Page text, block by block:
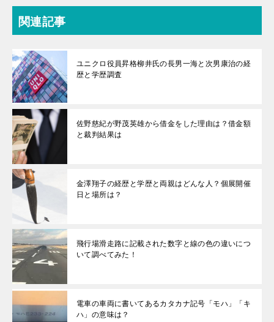
関連記事
ユニクロ役員昇格柳井氏の長男一海と次男康治の経
歴と学歴調査
佐野慈紀が野茂英雄から借金をした理由は？借金額
と裁判結果は
金澤翔子の経歴と学歴と両親はどんな人？個展開催
日と場所は？
飛行場滑走路に記載された数字と線の色の違いにつ
いて調べてみた！
電車の車両に書いてあるカタカナ記号「モハ」「キ
ハ」の意味は？